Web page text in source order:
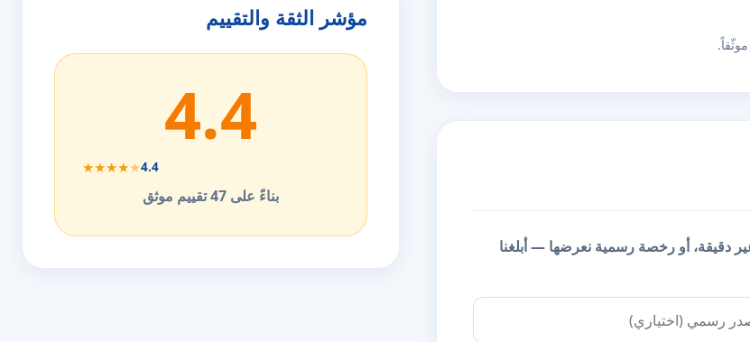
دقيقة، أو رخصة رسمية نعرضها — أبلغنا
مؤشر الثقة والتقييم
4.4
★★★★★4.4
بناءً على 47 تقييم موثق